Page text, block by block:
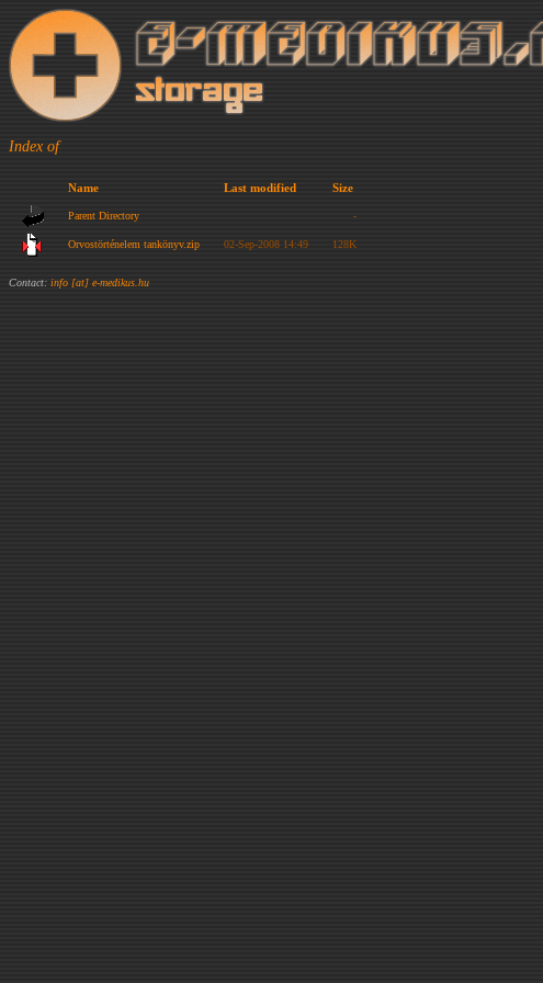
Index of
Name Last modified Size
Parent Directory -
Orvostörténelem tankönyv.zip 02-Sep-2008 14:49 128K
Contact: info [at] e-medikus.hu